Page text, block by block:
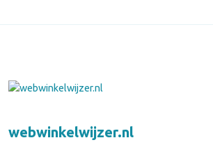
webwinkelwijzer.nl